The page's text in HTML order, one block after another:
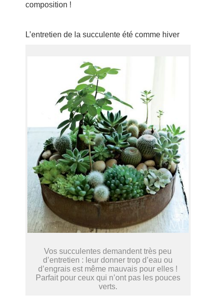
composition !
L’entretien de la succulente été comme hiver
Vos succulentes demandent très peu
d’entretien : leur donner trop d’eau ou
d’engrais est même mauvais pour elles !
Parfait pour ceux qui n’ont pas les pouces
verts.